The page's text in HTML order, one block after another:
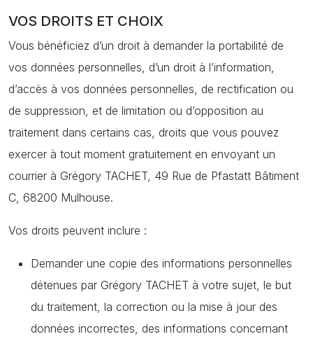
VOS DROITS ET CHOIX
Vous bénéficiez d’un droit à demander la portabilité de
vos données personnelles, d’un droit à l’information,
d’accès à vos données personnelles, de rectification ou
de suppression, et de limitation ou d’opposition au
traitement dans certains cas, droits que vous pouvez
exercer à tout moment gratuitement en envoyant un
courrier à Grégory TACHET, 49 Rue de Pfastatt Bâtiment
C, 68200 Mulhouse.
Vos droits peuvent inclure :
Demander une copie des informations personnelles
détenues par Grégory TACHET à votre sujet, le but
du traitement, la correction ou la mise à jour des
données incorrectes, des informations concernant